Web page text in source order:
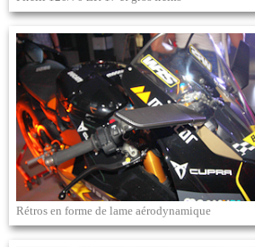
Rétros en forme de lame aérodynamique